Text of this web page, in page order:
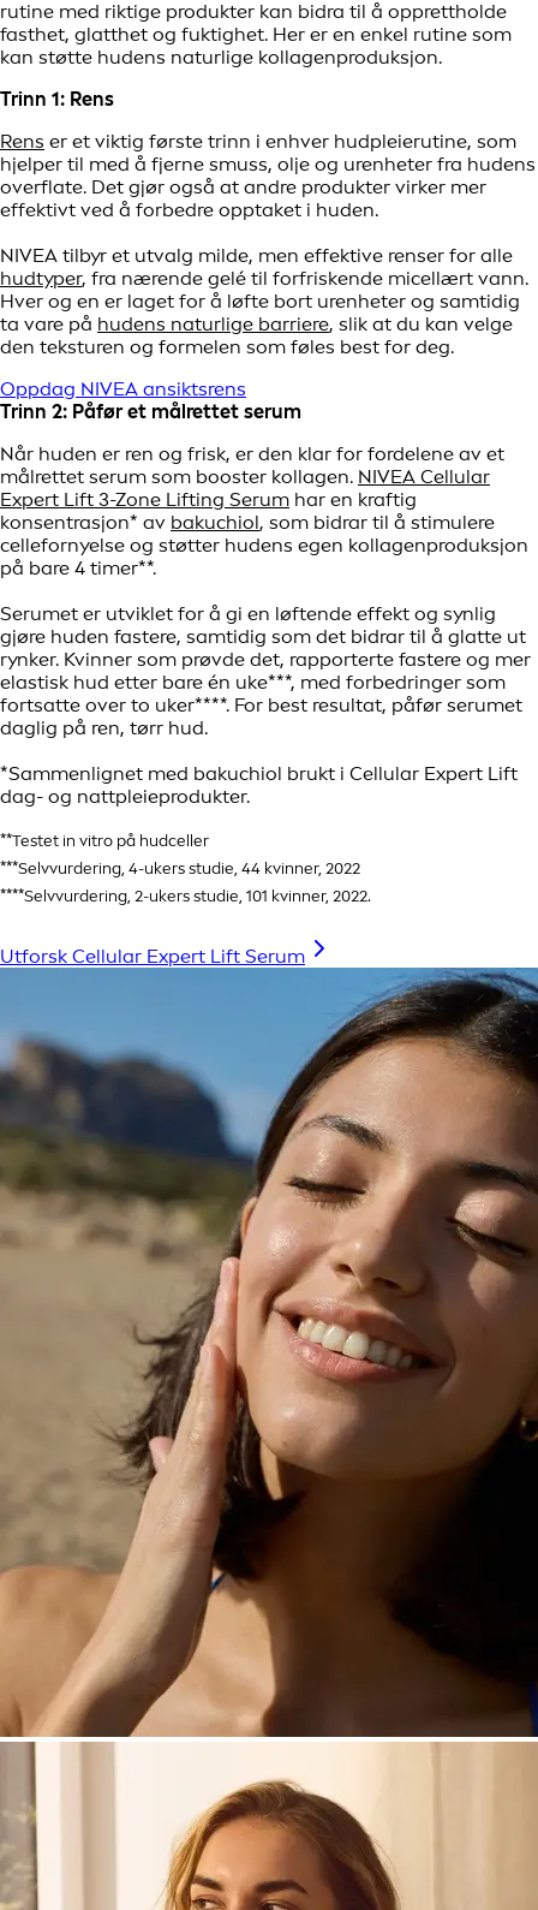
rutine med riktige produkter kan bidra til å opprettholde
fasthet, glatthet og fuktighet. Her er en enkel rutine som
kan støtte hudens naturlige kollagenproduksjon.
Trinn 1: Rens
Rens er et viktig første trinn i enhver hudpleierutine, som
hjelper til med å fjerne smuss, olje og urenheter fra hudens
overflate. Det gjør også at andre produkter virker mer
effektivt ved å forbedre opptaket i huden.
NIVEA tilbyr et utvalg milde, men effektive renser for alle
hudtyper, fra nærende gelé til forfriskende micellært vann.
Hver og en er laget for å løfte bort urenheter og samtidig
ta vare på hudens naturlige barriere, slik at du kan velge
den teksturen og formelen som føles best for deg.
Oppdag NIVEA ansiktsrens
Trinn 2: Påfør et målrettet serum
Når huden er ren og frisk, er den klar for fordelene av et
målrettet serum som booster kollagen. NIVEA Cellular
Expert Lift 3-Zone Lifting Serum har en kraftig
konsentrasjon* av bakuchiol, som bidrar til å stimulere
cellefornyelse og støtter hudens egen kollagenproduksjon
på bare 4 timer**.
Serumet er utviklet for å gi en løftende effekt og synlig
gjøre huden fastere, samtidig som det bidrar til å glatte ut
rynker. Kvinner som prøvde det, rapporterte fastere og mer
elastisk hud etter bare én uke***, med forbedringer som
fortsatte over to uker****. For best resultat, påfør serumet
daglig på ren, tørr hud.
*Sammenlignet med bakuchiol brukt i Cellular Expert Lift
dag- og nattpleieprodukter.
**Testet in vitro på hudceller
***Selvvurdering, 4-ukers studie, 44 kvinner, 2022
****Selvvurdering, 2-ukers studie, 101 kvinner, 2022.
Utforsk Cellular Expert Lift Serum